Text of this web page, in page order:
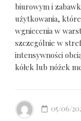
biurowym i
użytkowania,
wgniecenia w
szczególnie w
intensywności
kółek lub nóżek
05/06/